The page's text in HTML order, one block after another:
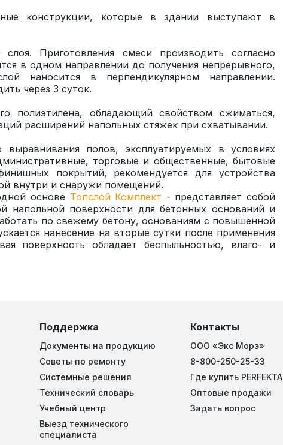
конструкции, которые в здании выступают в
Приготовления смеси производить согласно
в одном направлении до получения непрерывного,
наносится в перпендикулярном направлении.
через 3 суток.
полиэтилена, обладающий свойством сжиматься,
расширений напольных стяжек при схватывании.
выравнивания полов, эксплуатируемых в условиях
торговые и общественные, бытовые
покрытий, рекомендуется для устройства
внутри и снаружи помещений.
основе Топслой Комплект - представляет собой
напольной поверхности для бетонных оснований и
по свежему бетону, основаниям с повышенной
нанесение на вторые сутки после применения
поверхность обладает беспыльностью, влаго- и
Поддержка
Документы на продукцию
Советы по ремонту
Системные решения
Технический словарь
Учебный центр
Выезд технического
специалиста
Контакты
ООО «Экс Морэ»
8-800-250-25-33
Где купить PERFEKTA
Оптовые продажи
Задать вопрос